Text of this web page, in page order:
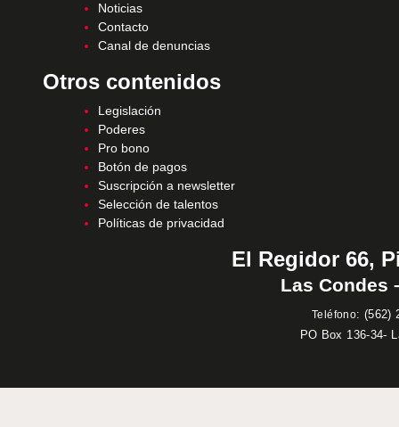
Noticias
Contacto
Canal de denuncias
Otros contenidos
Legislación
Poderes
Pro bono
Botón de pagos
Suscripción a newsletter
Selección de talentos
Políticas de privacidad
El Regidor 66,
Las Condes
Teléfono: (562)
PO Box 136-34-